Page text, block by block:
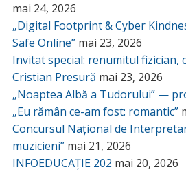
mai 24, 2026
„Digital Footprint & Cyber
Safe Online” mai 23, 2026
Invitat special: renumitul fizician,
Cristian Presură mai 23, 2026
„Noaptea Albă a Tudorului” —
„Eu rămân ce-am fost: romantic”
Concursul Național de
muzicieni” mai 21, 2026
INFOEDUCAȚIE 202 mai 20, 2026